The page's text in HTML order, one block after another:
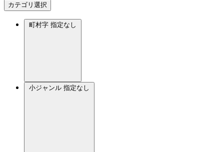
カテゴリ選択
町村字 指定なし
小ジャンル 指定なし